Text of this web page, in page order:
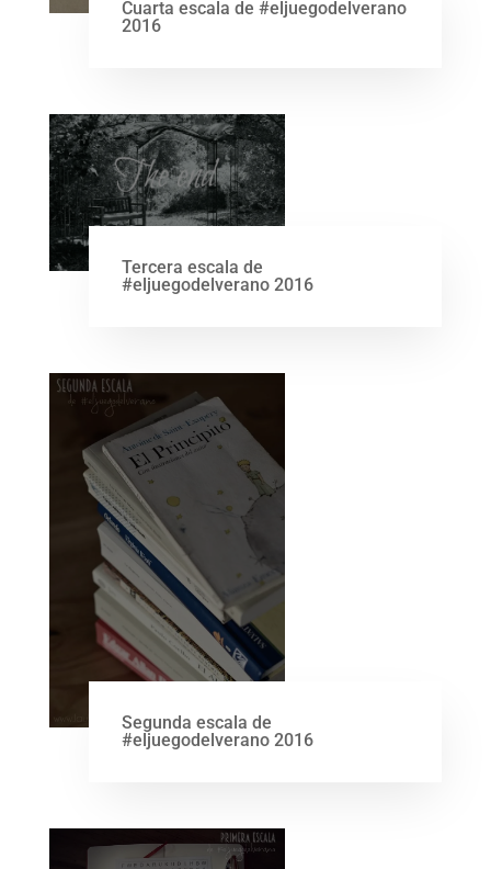
Cuarta escala de #eljuegodelverano
2016
Tercera escala de
#eljuegodelverano 2016
Segunda escala de
#eljuegodelverano 2016